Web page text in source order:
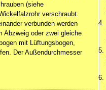
(siehe
verschraubt.
verbunden werden
Abzweig oder zwei gleiche
mit Lüftungsbogen,
. Der Außendurchmesser